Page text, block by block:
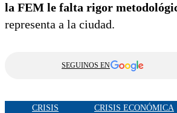
la FEM le falta rigor
representa a la ciudad.
SEGUINOS EN
CRISIS
CRISIS ECONÓMICA